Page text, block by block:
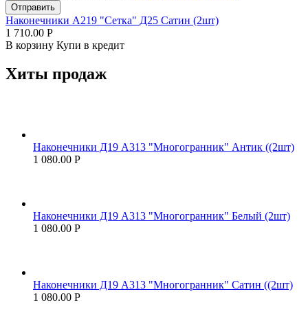
Отправить
Наконечники А219 "Сетка" Д25 Сатин (2шт)
1 710.00 Р
В корзину Купи в кредит
Хиты продаж
Наконечники Д19 А313 "Многогранник" Антик ((2шт)
1 080.00 Р
Наконечники Д19 А313 "Многогранник" Белый (2шт)
1 080.00 Р
Наконечники Д19 А313 "Многогранник" Сатин ((2шт)
1 080.00 Р